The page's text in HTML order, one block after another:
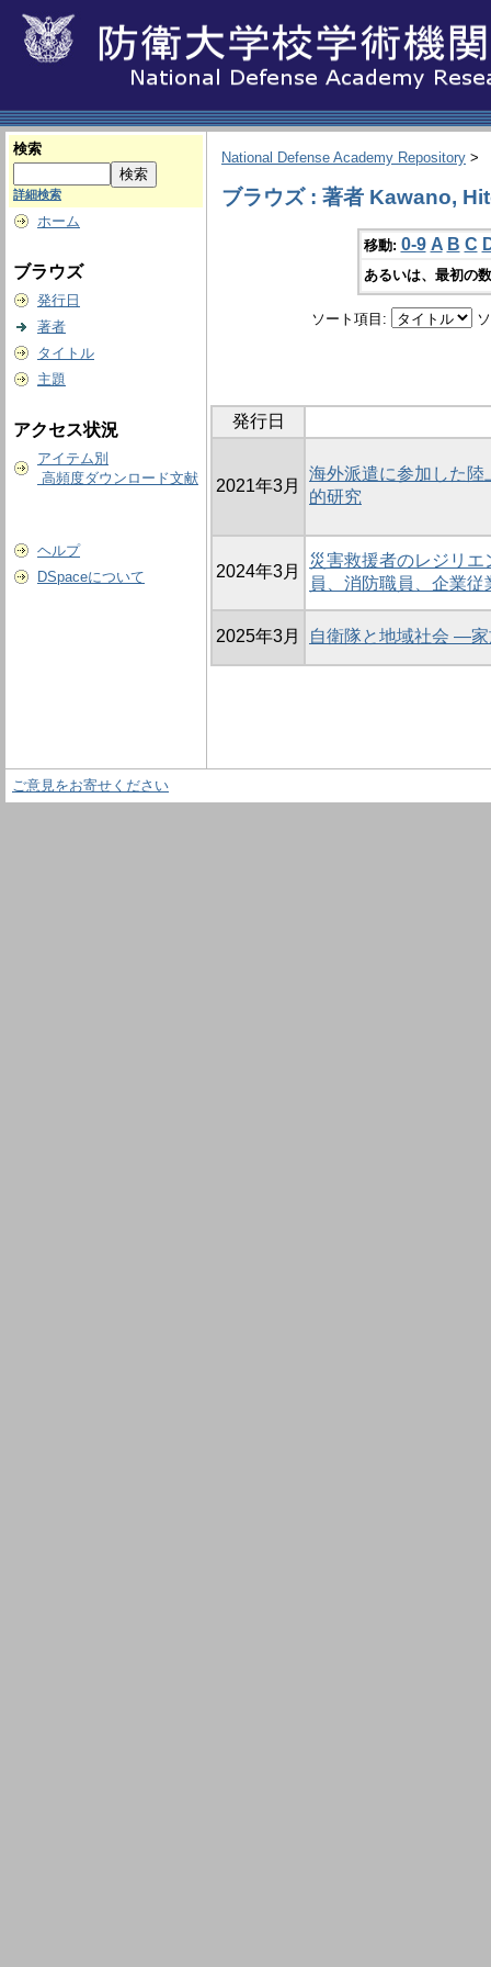
検索
詳細検索
ホーム
ブラウズ
発行日
著者
タイトル
主題
アクセス状況
アイテム別
高頻度ダウンロード文献
ヘルプ
DSpaceについて
National Defense Academy Repository >
ブラウズ : 著者 Kawano,
移動: 0-9 A B C
あるいは、最初の
ソート項目:
発行日
2021年3月
海外派遣に参加した
的研究
2024年3月
災害救援者のレジリ
員、消防職員、企業
2025年3月 自衛隊と地域社会 ―
ご意見をお寄せください